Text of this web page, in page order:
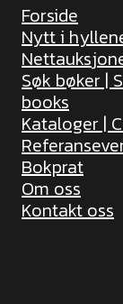
Forside
Nytt i
Søk bøker |
books
Kataloger |
Bokprat
Om oss
Kontakt oss